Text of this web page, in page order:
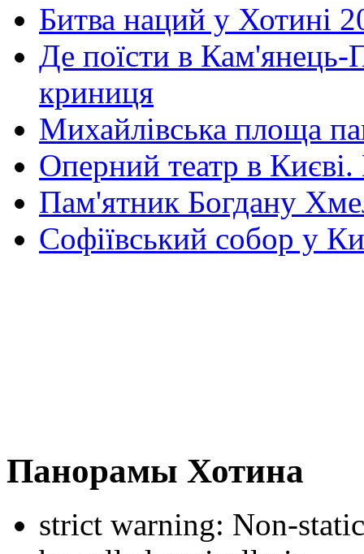
Битва наций у Хотині
Де поїсти в Кам'янець-
криниця
Михайлівська площа
Оперний театр в
Пам'ятник Богдану
Софіївський собор у
Панорамы Хотина
strict warning: Non-